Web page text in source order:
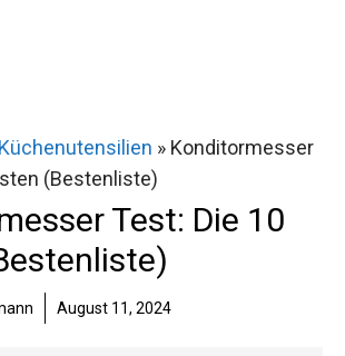
» Konditormesser
(Bestenliste)
Test: Die 10
August 11, 2024